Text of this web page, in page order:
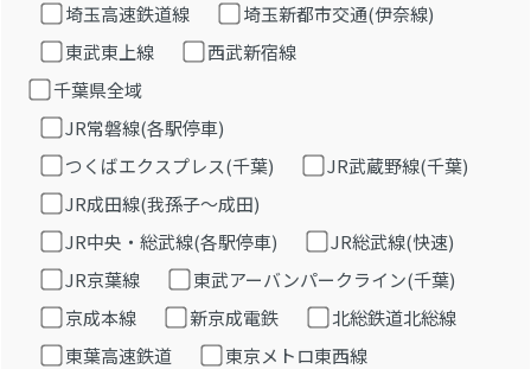
埼玉高速鉄道線
埼玉新都市交通(伊奈線)
東武東上線
西武新宿線
千葉県全域
JR常磐線(各駅停車)
つくばエクスプレス(千葉)
JR武蔵野線(千葉)
JR成田線(我孫子～成田)
JR中央・総武線(各駅停車)
JR総武線(快速)
JR京葉線
東武アーバンパークライン(千葉)
京成本線
新京成電鉄
北総鉄道北総線
東葉高速鉄道
東京メトロ東西線